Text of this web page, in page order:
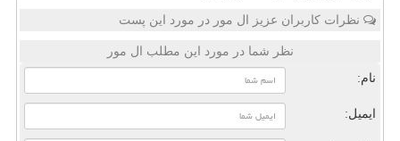
نظرات کاربران عزیز ال مور در مورد این پست
نظر شما در مورد این مطلب ال مور
نام:
ایمیل: